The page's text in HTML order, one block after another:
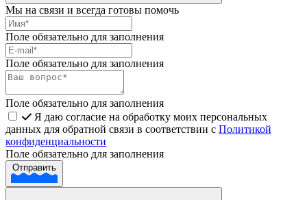
Мы на связи и всегда готовы помочь
Поле обязательно для заполнения
Поле обязательно для заполнения
Поле обязательно для заполнения
Я даю согласие на обработку моих персональных
данных для обратной связи в соответствии с Политикой
конфиденциальности
Поле обязательно для заполнения
Отправить